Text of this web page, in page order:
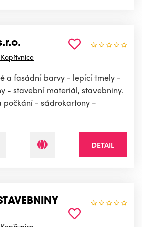
a fasádní barvy - lepící tmely -
- stavební materiál, stavebniny.
počkání - sádrokartony -
DETAIL